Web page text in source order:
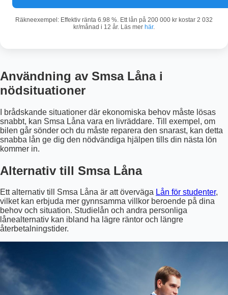
Räkneexempel: Effektiv ränta 6.98 %. Ett lån på 200 000 kr kostar 2 032
kr/månad i 12 år. Läs mer här.
Användning av Smsa Låna i
nödsituationer
I brådskande situationer där ekonomiska behov måste lösas
snabbt, kan Smsa Låna vara en livräddare. Till exempel, om
bilen går sönder och du måste reparera den snarast, kan detta
snabba lån ge dig den nödvändiga hjälpen tills din nästa lön
kommer in.
Alternativ till Smsa Låna
Ett alternativ till Smsa Låna är att överväga Lån för studenter,
vilket kan erbjuda mer gynnsamma villkor beroende på dina
behov och situation. Studielån och andra personliga
lånealternativ kan ibland ha lägre räntor och längre
återbetalningstider.